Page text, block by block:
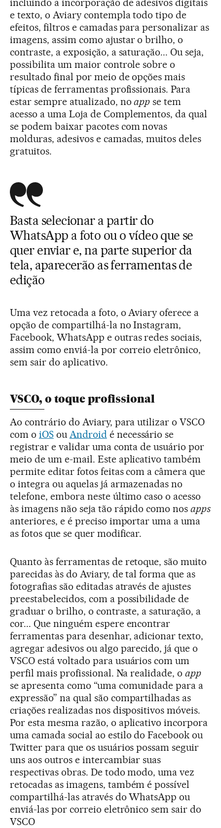
e texto, o Aviary contempla todo tipo de
efeitos, filtros e camadas para personalizar as
imagens, assim como ajustar o brilho, o
contraste, a exposição, a saturação... Ou seja,
possibilita um maior controle sobre o
resultado final por meio de opções mais
típicas de ferramentas profissionais. Para
estar sempre atualizado, noapp se tem
acesso a uma Loja de Complementos, da qual
se podem baixar pacotes com novas
molduras, adesivos e camadas, muitos deles
gratuitos.
Basta selecionar a partir do
WhatsApp a foto ou o vídeo que se
quer enviar e, na parte superior da
tela, aparecerão as ferramentas de
edição
Uma vez retocada a foto, o Aviary oferece a
opção de compartilhá-la no Instagram,
Facebook, WhatsApp e outras redes sociais,
assim como enviá-la por correio eletrônico,
sem sair do aplicativo.
VSCO, o toque profissional
Ao contrário do Aviary, para utilizar o VSCO
com o iOS ou Android é necessário se
registrar e validar uma conta de usuário por
meio de um e-mail. Este aplicativo também
permite editar fotos feitas com a câmera que
o integra ou aquelas já armazenadas no
telefone, embora neste último caso o acesso
às imagens não seja tão rápido como nosapps
anteriores, e é preciso importar uma a uma
as fotos que se quer modificar.
Quanto às ferramentas de retoque, são muito
parecidas às do Aviary, de tal forma que as
fotografias são editadas através de ajustes
preestabelecidos, com a possibilidade de
graduar o brilho, o contraste, a saturação, a
cor... Que ninguém espere encontrar
ferramentas para desenhar, adicionar texto,
agregar adesivos ou algo parecido, já que o
VSCO está voltado para usuários com um
perfil mais profissional. Na realidade, oapp
se apresenta como “uma comunidade para a
expressão” na qual são compartilhadas as
criações realizadas nos dispositivos móveis.
Por esta mesma razão, o aplicativo incorpora
uma camada social ao estilo do Facebook ou
Twitter para que os usuários possam seguir
uns aos outros e intercambiar suas
respectivas obras. De todo modo, uma vez
retocadas as imagens, também é possível
compartilhá-las através do WhatsApp ou
enviá-las por correio eletrônico sem sair do
VSCO